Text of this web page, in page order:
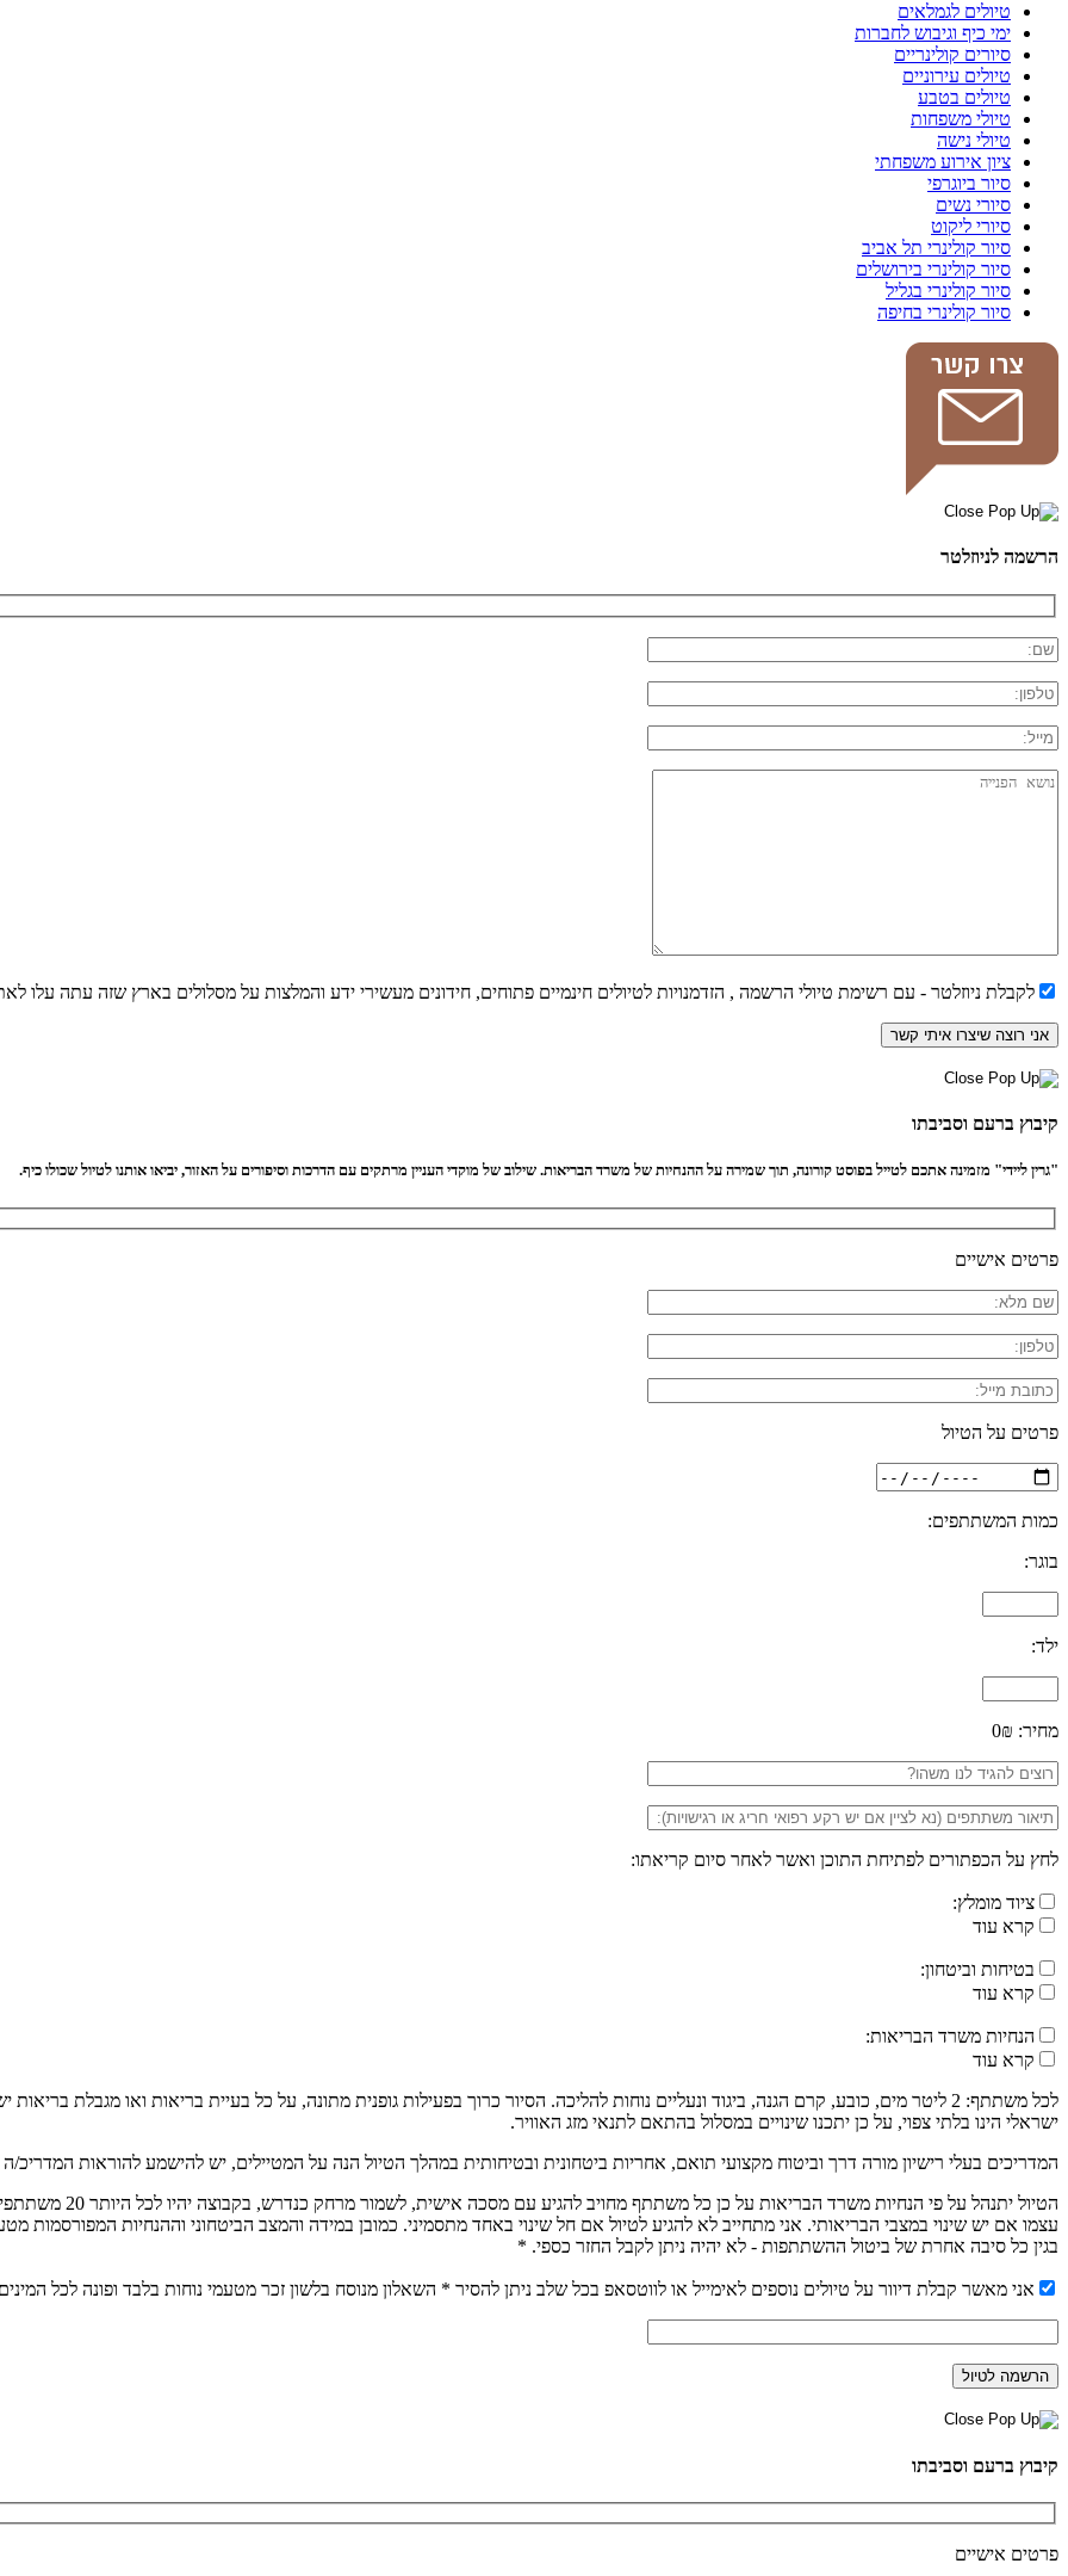
טיולים לגמלאים
ימי כיף וגיבוש לחברות
סיורים קולינריים
טיולים עירוניים
טיולים בטבע
טיולי משפחות
טיולי נישה
ציון אירוע משפחתי
סיור ביוגרפי
סיורי נשים
סיורי ליקוט
סיור קולינרי תל אביב
סיור קולינרי בירושלים
סיור קולינרי בגליל
סיור קולינרי בחיפה
הרשמה לניוזלטר
לקבלת ניוזלטר - עם רשימת טיולי הרשמה , הזדמנויות לטיולים חינמיים פתוחים, חידונים מעשירי ידע והמלצות על מסלולים בארץ שזה עתה עלו
קיבוץ ברעם וסביבתו
"גרין ליידי" מזמינה אתכם לטייל בפוסט קורונה, תוך שמירה על ההנחיות של משרד הבריאות. שילוב של מוקדי העניין מרתקים עם הדרכות וסיפורים על האזור, יביאו אותנו לטיול שכולו כיף.
פרטים אישיים
פרטים על הטיול
כמות המשתתפים:
בוגר:
ילד:
מחיר: 0₪
לחץ על הכפתורים לפתיחת התוכן ואשר לאחר סיום קריאתו:
ציוד מומלץ:
קרא עוד
בטיחות וביטחון:
קרא עוד
הנחיות משרד הבריאות:
קרא עוד
לכל משתתף: 2 ליטר מים, כובע, קרם הגנה, ביגוד ונעליים נוחות להליכה. הסיור כרוך בפעילות גופנית מתונה, על כל בעיית בריאות ואו
ישראלי הינו בלתי צפוי, על כן יתכנו שינויים במסלול בהתאם לתנאי מזג האוויר.
המדריכים בעלי רישיון מורה דרך וביטוח מקצועי תואם, אחריות ביטחונית ובטיחותית במהלך הטיול הנה על המטיילים, יש להישמע להוראות המדריכ/ה
הטיול יתנהל על פי
עצמו אם יש שינוי במצבי הבריאותי. אני מתחייב לא להגיע לטיול אם חל שינוי באחד מתסמיני. כמובן במידה והמצב הביטחוני וההנחיות המפורסמות
בגין כל סיבה אחרת של ביטול ההשתתפות - לא יהיה ניתן לקבל החזר כספי. *
אני מאשר קבלת דיוור על טיולים נוספים לאימייל או לווטסאפ בכל שלב ניתן להסיר * השאלון מנוסח בלשון זכר מטעמי נוחות בלבד ופונה לכל
קיבוץ ברעם וסביבתו
פרטים אישיים